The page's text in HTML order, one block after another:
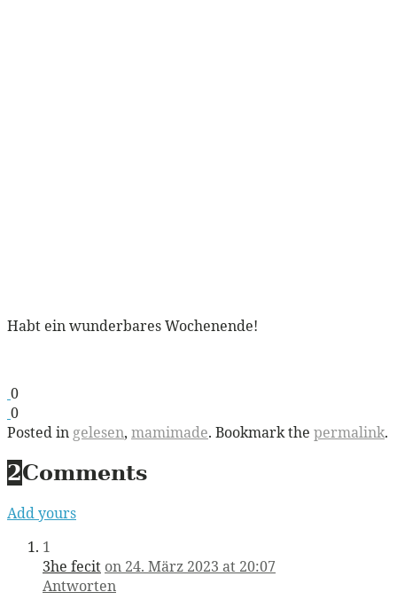
Habt ein wunderbares Wochenende!
0
0
Posted in gelesen, mamimade. Bookmark the permalink.
2Comments
Add yours
1
3he fecit on 24. März 2023 at 20:07
Antworten